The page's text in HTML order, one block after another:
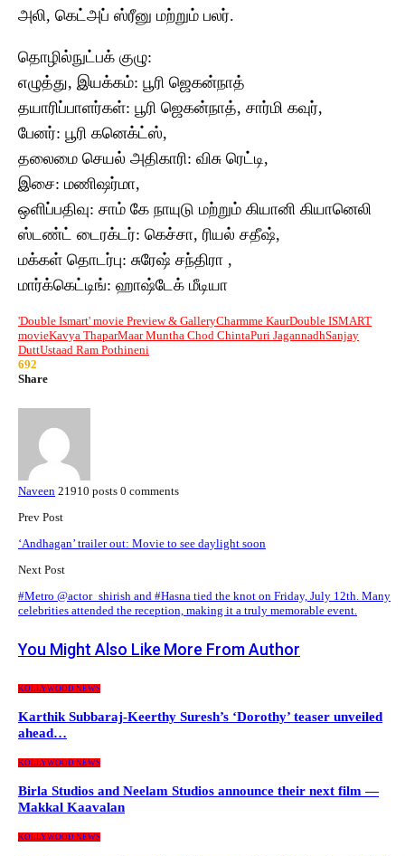
அலி, கெட்அப் ஸ்ரீனு மற்றும் பலர்.
தொழில்நுட்பக் குழு:
எழுத்து, இயக்கம்: பூரி ஜெகன்நாத்
தயாரிப்பாளர்கள்: பூரி ஜெகன்நாத், சார்மி கவுர்,
பேனர்: பூரி கனெக்ட்ஸ்,
தலைமை செயல் அதிகாரி: விசு ரெட்டி,
இசை: மணிஷர்மா,
ஒளிப்பதிவு: சாம் கே நாயுடு மற்றும் கியானி கியானெலி
ஸ்டண்ட் டைரக்டர்: கெச்சா, ரியல் சதீஷ்,
மக்கள் தொடர்பு: சுரேஷ் சந்திரா ,
மார்க்கெட்டிங்: ஹாஷ்டேக் மீடியா
'Double Ismart' movie Preview & GalleryCharmme KaurDouble ISMART
movieKavya ThaparMaar Muntha Chod ChintaPuri JagannadhSanjay
DuttUstaad Ram Pothineni
692
Share
Naveen 21910 posts 0 comments
Prev Post
‘Andhagan’ trailer out: Movie to see daylight soon
Next Post
#Metro @actor_shirish and #Hasna tied the knot on Friday, July 12th. Many
celebrities attended the reception, making it a truly memorable event.
You Might Also Like More From Author
KOLLYWOOD NEWS
Karthik Subbaraj-Keerthy Suresh’s ‘Dorothy’ teaser unveiled
ahead…
KOLLYWOOD NEWS
Birla Studios and Neelam Studios announce their next film —
Makkal Kaavalan
KOLLYWOOD NEWS